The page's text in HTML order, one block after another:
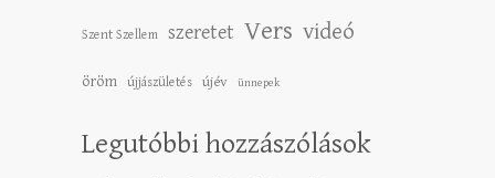
Szent Szellem szeretet Vers videó
öröm újjászületés újév ünnepek
Legutóbbi hozzászólások